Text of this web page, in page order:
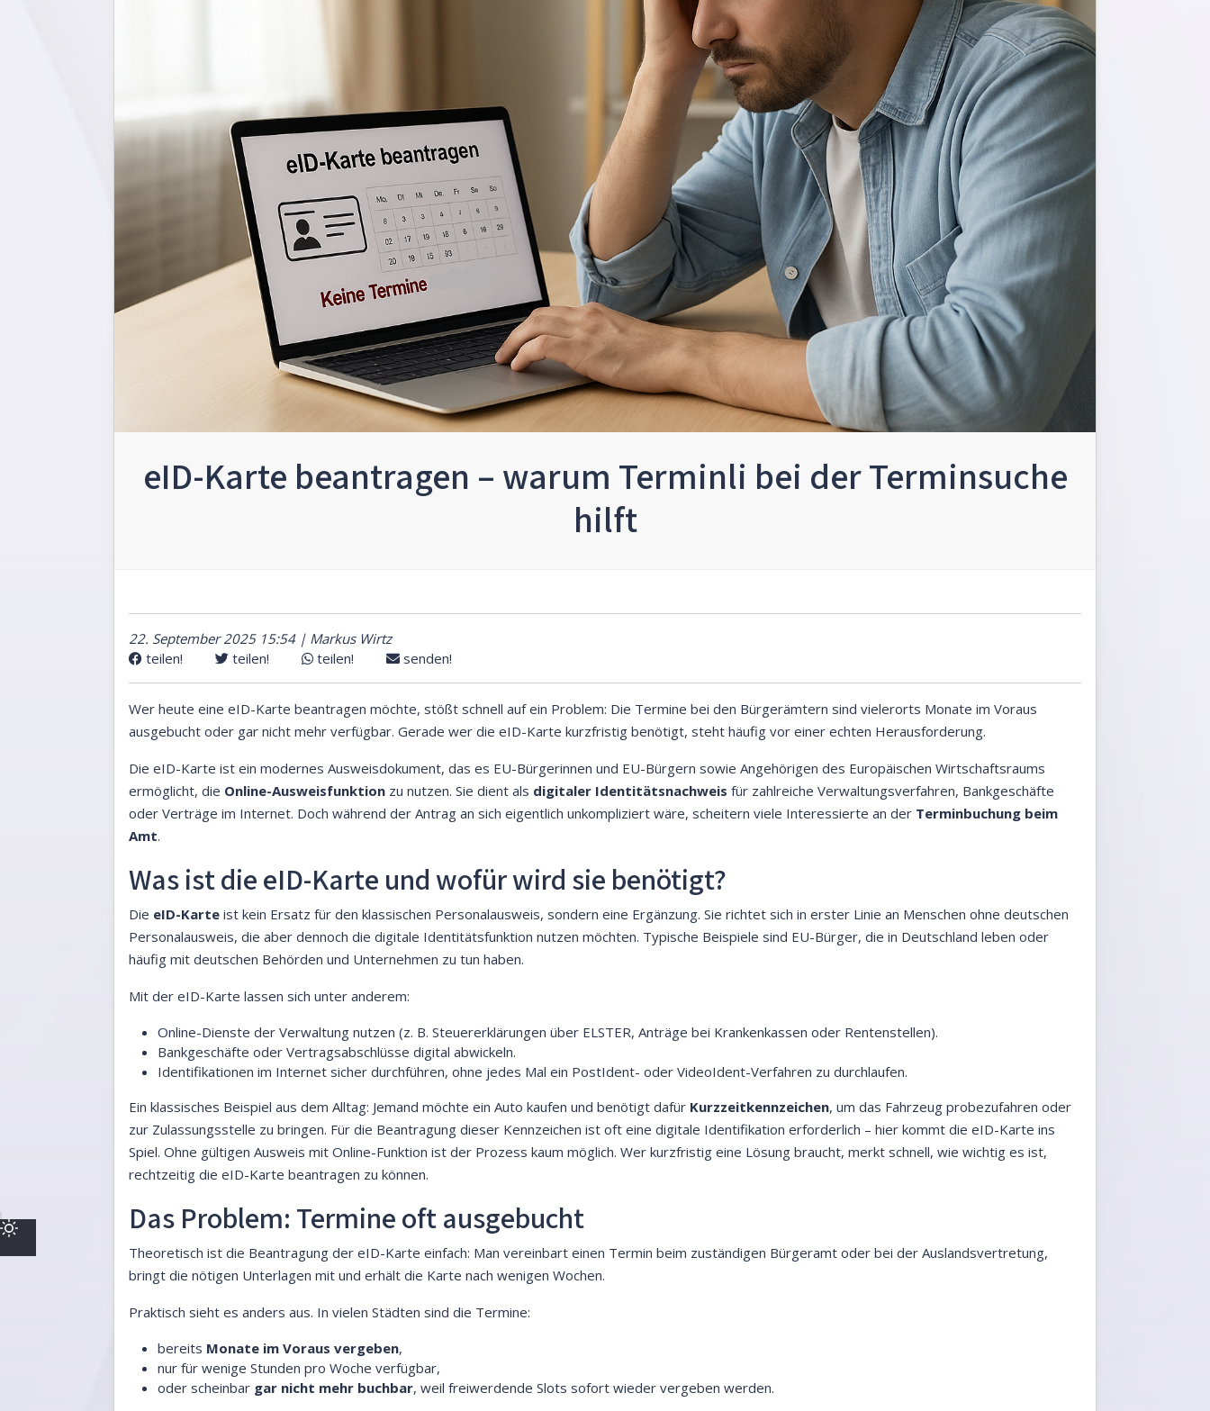
eID-Karte beantragen – warum Terminli bei der Terminsuche
hilft
22. September 2025 15:54 | Markus Wirtz
teilen!
teilen! teilen! senden!
Wer heute eine eID-Karte beantragen möchte, stößt schnell auf ein Problem: Die Termine bei den Bürgerämtern sind vielerorts Monate im Voraus
ausgebucht oder gar nicht mehr verfügbar. Gerade wer die eID-Karte kurzfristig benötigt, steht häufig vor einer echten Herausforderung.
Die eID-Karte ist ein modernes Ausweisdokument, das es EU-Bürgerinnen und EU-Bürgern sowie Angehörigen des Europäischen Wirtschaftsraums
ermöglicht, die Online-Ausweisfunktion zu nutzen. Sie dient als digitaler Identitätsnachweis für zahlreiche Verwaltungsverfahren, Bankgeschäfte
oder Verträge im Internet. Doch während der Antrag an sich eigentlich unkompliziert wäre, scheitern viele Interessierte an der Terminbuchung beim
Amt.
Was ist die eID-Karte und wofür wird sie benötigt?
Die eID-Karte ist kein Ersatz für den klassischen Personalausweis, sondern eine Ergänzung. Sie richtet sich in erster Linie an Menschen ohne deutschen
Personalausweis, die aber dennoch die digitale Identitätsfunktion nutzen möchten. Typische Beispiele sind EU-Bürger, die in Deutschland leben oder
häufig mit deutschen Behörden und Unternehmen zu tun haben.
Mit der eID-Karte lassen sich unter anderem:
Online-Dienste der Verwaltung nutzen (z. B. Steuererklärungen über ELSTER, Anträge bei Krankenkassen oder Rentenstellen).
Bankgeschäfte oder Vertragsabschlüsse digital abwickeln.
Identifikationen im Internet sicher durchführen, ohne jedes Mal ein PostIdent- oder VideoIdent-Verfahren zu durchlaufen.
Ein klassisches Beispiel aus dem Alltag: Jemand möchte ein Auto kaufen und benötigt dafür Kurzzeitkennzeichen, um das Fahrzeug probezufahren oder
zur Zulassungsstelle zu bringen. Für die Beantragung dieser Kennzeichen ist oft eine digitale Identifikation erforderlich – hier kommt die eID-Karte ins
Spiel. Ohne gültigen Ausweis mit Online-Funktion ist der Prozess kaum möglich. Wer kurzfristig eine Lösung braucht, merkt schnell, wie wichtig es ist,
rechtzeitig die eID-Karte beantragen zu können.
Das Problem: Termine oft ausgebucht
Theoretisch ist die Beantragung der eID-Karte einfach: Man vereinbart einen Termin beim zuständigen Bürgeramt oder bei der Auslandsvertretung,
bringt die nötigen Unterlagen mit und erhält die Karte nach wenigen Wochen.
Praktisch sieht es anders aus. In vielen Städten sind die Termine:
bereits Monate im Voraus vergeben,
nur für wenige Stunden pro Woche verfügbar,
oder scheinbar gar nicht mehr buchbar, weil freiwerdende Slots sofort wieder vergeben werden.